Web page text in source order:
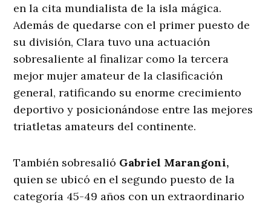
en la cita mundialista de la isla mágica.
Además de quedarse con el primer puesto de
su división, Clara tuvo una actuación
sobresaliente al finalizar como la tercera
mejor mujer amateur de la clasificación
general, ratificando su enorme crecimiento
deportivo y posicionándose entre las mejores
triatletas amateurs del continente.
También sobresalió Gabriel Marangoni,
quien se ubicó en el segundo puesto de la
categoría 45-49 años con un extraordinario